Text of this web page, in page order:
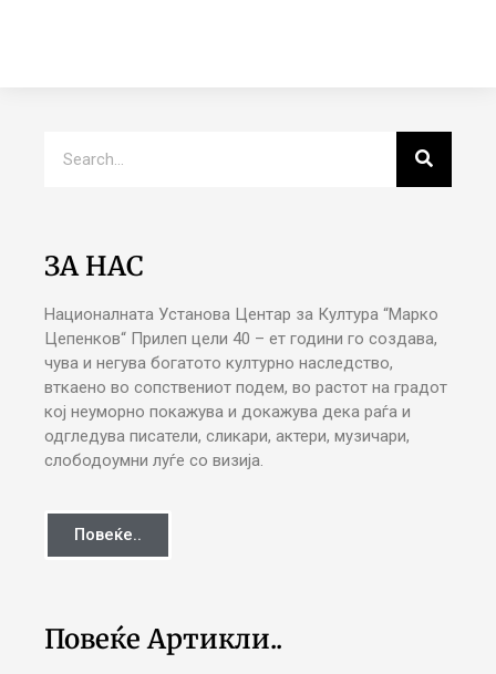
ЗА НАС
Националната Установа Центар за Култура “Марко
Цепенков“ Прилеп цели 40 – ет години го создава,
чува и негува богатото културно наследство,
вткаено во сопствениот подем, во растот на градот
кој неуморно покажува и докажува дека раѓа и
одгледува писатели, сликари, актери, музичари,
слободоумни луѓе со визија.
Повеќе..
Повеќе Артикли..